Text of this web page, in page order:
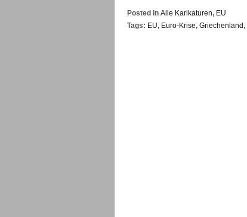
Posted in Alle Karikaturen, EU
Tags: EU, Euro-Krise, Griechenland,